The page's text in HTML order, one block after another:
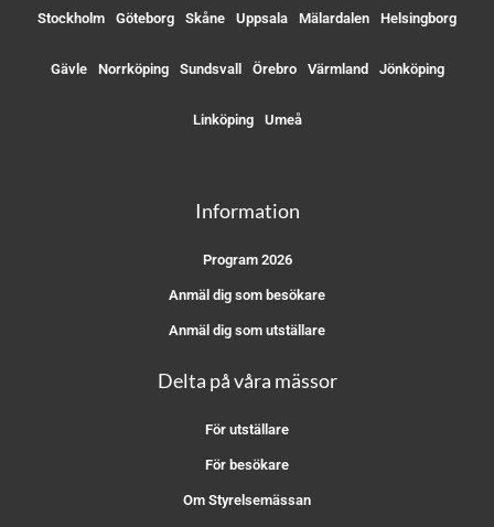
Stockholm Göteborg Skåne Uppsala Mälardalen Helsingborg
Gävle Norrköping Sundsvall Örebro Värmland Jönköping
Linköping Umeå
Information
Program 2026
Anmäl dig som besökare
Anmäl dig som utställare
Delta på våra mässor
För utställare
För besökare
Om Styrelsemässan